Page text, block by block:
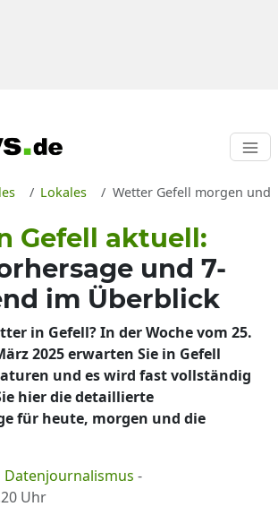
Lokales Wetter Gefell morgen und
Gefell aktuell:
und 7-
im Überblick
in Gefell? In der Woche vom 25.
2025 erwarten Sie in Gefell
und es wird fast vollständig
hier die detaillierte
für heute, morgen und die
Datenjournalismus -
Uhr